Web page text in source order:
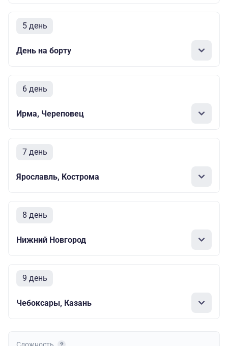
5 день
День на борту
6 день
Ирма, Череповец
7 день
Ярославль, Кострома
8 день
Нижний Новгород
9 день
Чебоксары, Казань